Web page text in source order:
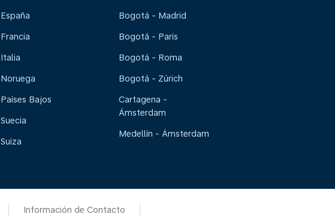
España
Francia
Italia
Noruega
Países Bajos
Suecia
Suiza
Bogotá - Madrid
Bogotá - Paris
Bogotá - Roma
Bogotá - Zúrich
Cartagena -
Ámsterdam
Medellín - Ámsterdam
Información de Contacto